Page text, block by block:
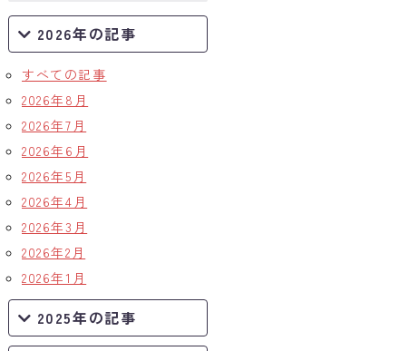
2026年の記事
すべての記事
2026年8月
2026年7月
2026年6月
2026年5月
2026年4月
2026年3月
2026年2月
2026年1月
2025年の記事